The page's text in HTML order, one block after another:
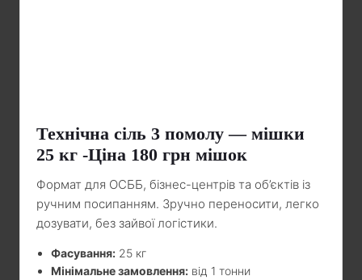
Технічна сіль 3 помолу — мішки
25 кг -Ціна 180 грн мішок
Формат для ОСББ, бізнес-центрів та об’єктів із
ручним посипанням. Зручно переносити, легко
дозувати, без зайвої логістики.
Фасування: 25 кг
Мінімальне замовлення: від 1 тонни